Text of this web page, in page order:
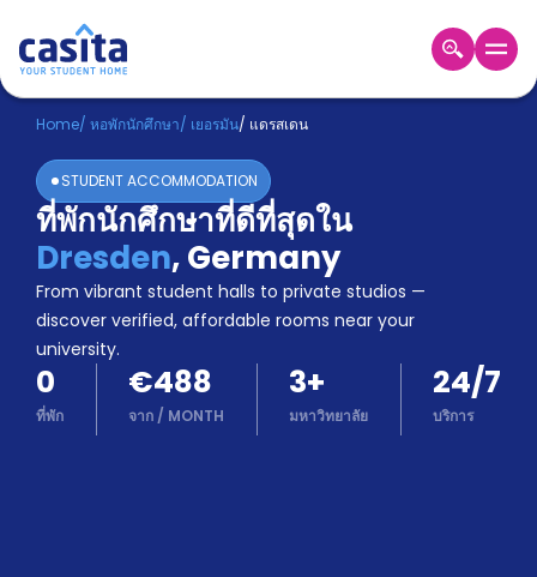
Home TH EUR
เข้าสู่
ระบบ
Booking
Accommodation
About
us
Blog
Refer
And
Earn
Become
Home/ หอพักนักศึกษา/ เยอรมัน/ แดรสเดน
STUDENT ACCOMMODATION
ที่พักนักศึกษาที่ดีที่สุดใน
Dresden,Germany
From vibrant student halls to private studios —
discover verified, affordable rooms near your
university.
0
ที่พัก
€488
จาก / MONTH
3+
มหาวิทยาลัย
24/7
บริการ